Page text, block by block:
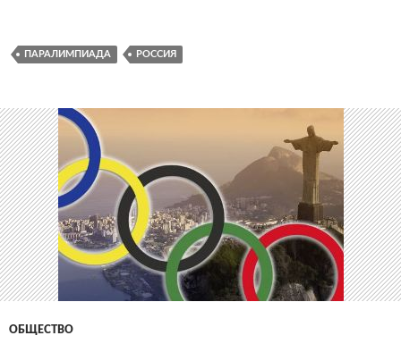
ПАРАЛИМПИАДА РОССИЯ
ОБЩЕСТВО